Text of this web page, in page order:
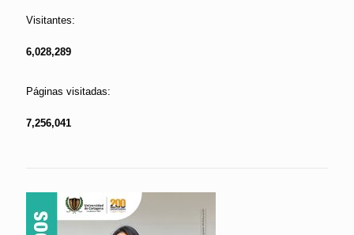
Visitantes:
6,028,289
Páginas visitadas:
7,256,041